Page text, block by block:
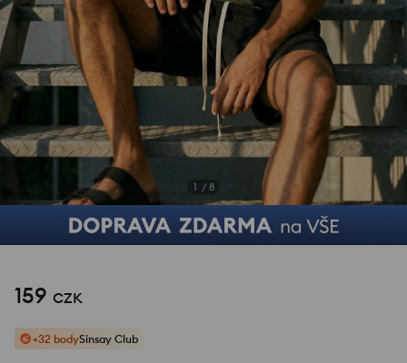
1 / 8
159 CZK
+32 bodySinsay Club